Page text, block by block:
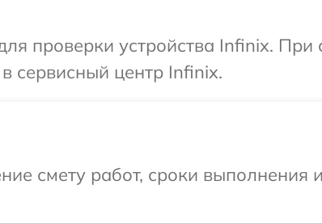
проверки устройства Infinix. При
сервисный центр Infinix.
смету работ, сроки выполнения